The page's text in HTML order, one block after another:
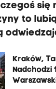
się
to
Kraków,
Nadchodzi